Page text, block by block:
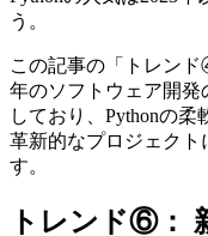
う。
この記事の「トレン
年のソフトウェア開
しており、Pythonの
革新的なプロジェクト
す。
トレンド⑥：